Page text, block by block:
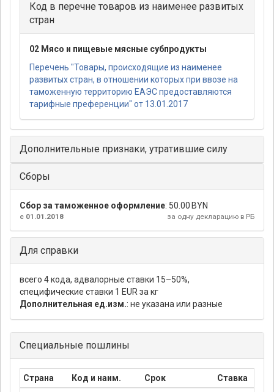
Код в перечне товаров из наименее развитых
стран
02 Мясо и пищевые мясные субпродукты
Перечень "Товары, происходящие из наименее
развитых стран, в отношении которых при ввозе на
таможенную территорию ЕАЭС предоставляются
тарифные преференции" от 13.01.2017
Дополнительные признаки, утратившие силу
Сборы
Сбор за таможенное оформление: 50.00 BYN
за одну декларацию в РБ
с 01.01.2018
Для справки
всего 4 кода, адвалорные ставки 15–50%,
специфические ставки 1 EUR за кг
Дополнительная ед.изм.: не указана или разные
Специальные пошлины
Страна Код и наим. Срок Ставка